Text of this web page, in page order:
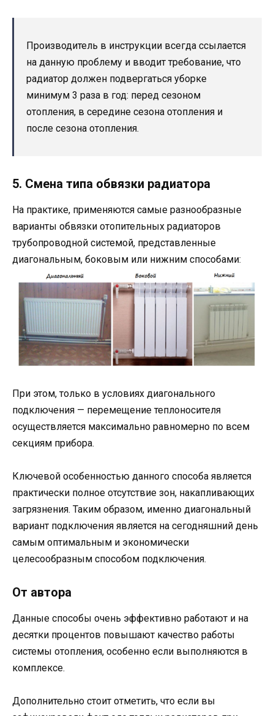
Производитель в инструкции всегда ссылается
на данную проблему и вводит требование, что
радиатор должен подвергаться уборке
минимум 3 раза в год: перед сезоном
отопления, в середине сезона отопления и
после сезона отопления.
5. Смена типа обвязки радиатора
На практике, применяются самые разнообразные
варианты обвязки отопительных радиаторов
трубопроводной системой, представленные
диагональным, боковым или нижним способами:
При этом, только в условиях диагонального
подключения — перемещение теплоносителя
осуществляется максимально равномерно по всем
секциям прибора.
Ключевой особенностью данного способа является
практически полное отсутствие зон, накапливающих
загрязнения. Таким образом, именно диагональный
вариант подключения является на сегодняшний день
самым оптимальным и экономически
целесообразным способом подключения.
От автора
Данные способы очень эффективно работают и на
десятки процентов повышают качество работы
системы отопления, особенно если выполняются в
комплексе.
Дополнительно стоит отметить, что если вы